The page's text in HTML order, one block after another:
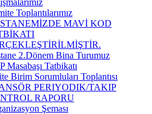
Toplantılarımız
MAVİ KOD
2.Dönem Bina Turumuz
Masabaşı Tatbikatı
Birim Sorumluları Toplantısı
PERIYODIK/TAKIP
RAPORU
Şeması